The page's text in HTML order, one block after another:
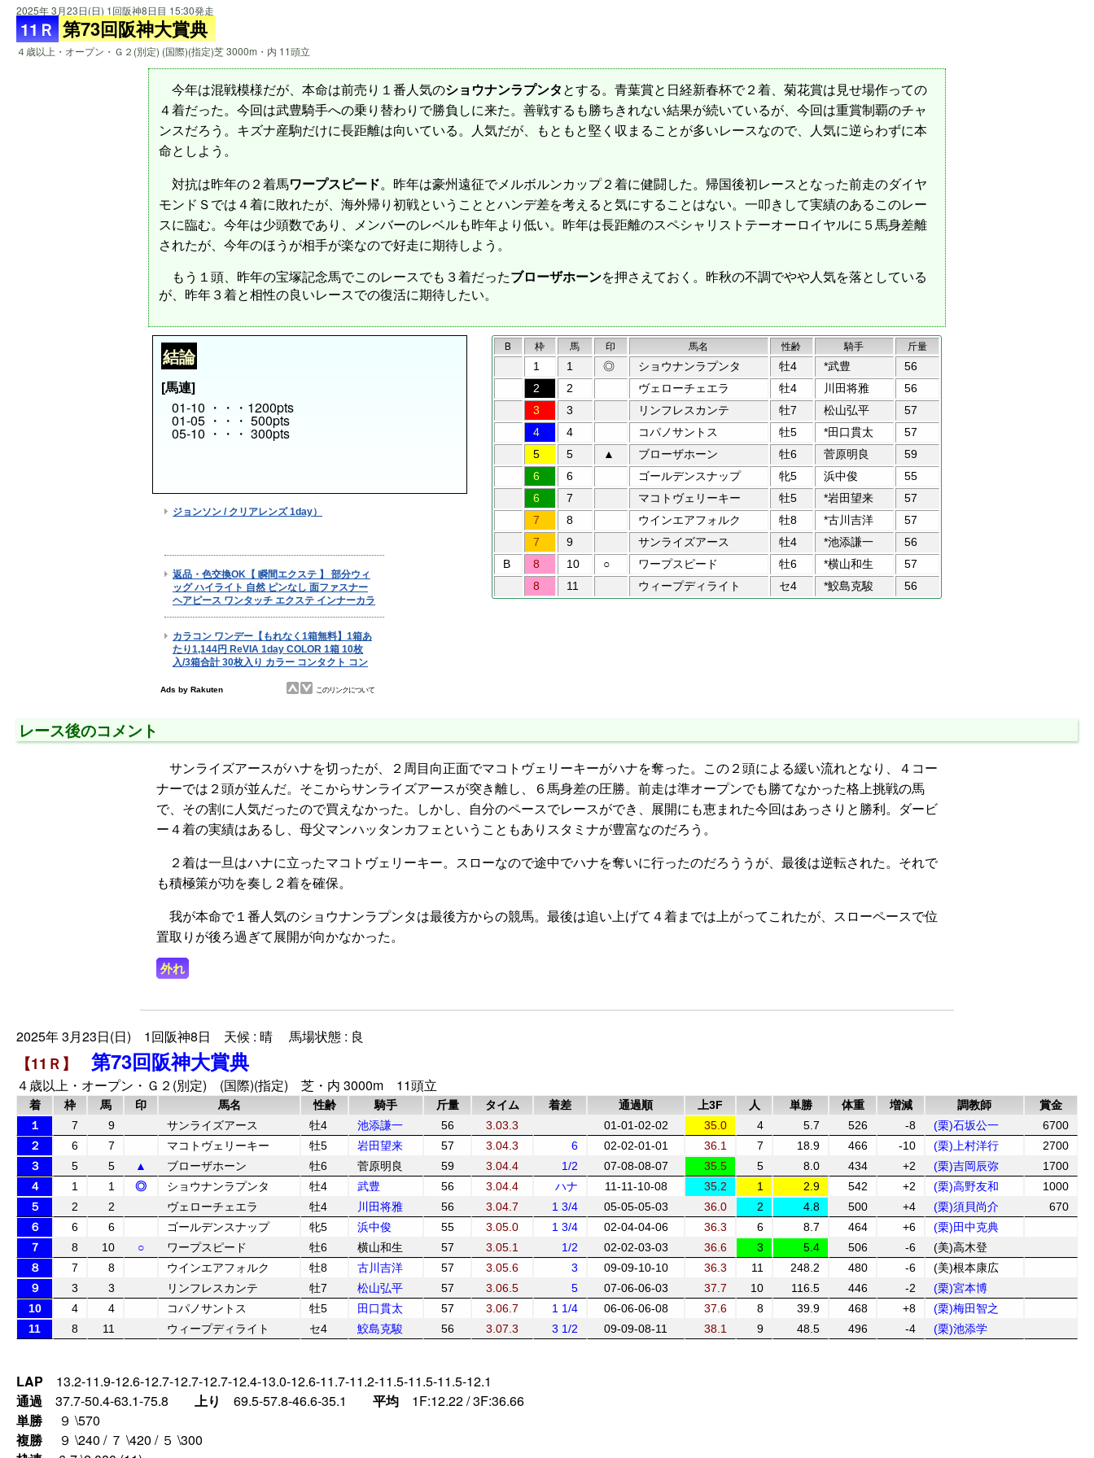
2025年 3月23日(日) 1回阪神8日目 15:30発走
11Ｒ 第73回阪神大賞典
４歳以上・オープン・Ｇ２(別定) (国際)(指定)芝 3000m・内 11頭立
今年は混戦模様だが、本命は前売り１番人気のショウナンラプンタとする。青葉賞と日経新春杯で２着、菊花賞は見せ場作っての
４着だった。今回は武豊騎手への乗り替わりで勝負しに来た。善戦するも勝ちきれない結果が続いているが、今回は重賞制覇のチャ
ンスだろう。キズナ産駒だけに長距離は向いている。人気だが、もともと堅く収まることが多いレースなので、人気に逆らわずに本
命としよう。
対抗は昨年の２着馬ワープスピード。昨年は豪州遠征でメルボルンカップ２着に健闘した。帰国後初レースとなった前走のダイヤ
モンドＳでは４着に敗れたが、海外帰り初戦ということとハンデ差を考えると気にすることはない。一叩きして実績のあるこのレー
スに臨む。今年は少頭数であり、メンバーのレベルも昨年より低い。昨年は長距離のスペシャリストテーオーロイヤルに５馬身差離
されたが、今年のほうが相手が楽なので好走に期待しよう。
もう１頭、昨年の宝塚記念馬でこのレースでも３着だったブローザホーンを押さえておく。昨秋の不調でやや人気を落としている
が、昨年３着と相性の良いレースでの復活に期待したい。
結論
[馬連]
01-10 ・・・1200pts
01-05 ・・・ 500pts
05-10 ・・・ 300pts
B 枠 馬 印 馬名 性齢 騎手
斤量
1
1 ◎ ショウナンラプンタ 牡4 *武豊
56
2
2 ヴェローチェエラ 牡4 川田将雅
56
3
3 リンフレスカンテ 牡7 松山弘平
57
4
4 コパノサントス 牡5 *田口貫太
57
5
5 ▲ ブローザホーン 牡6 菅原明良
59
6
6 ゴールデンスナップ 牝5 浜中俊
55
6
7 マコトヴェリーキー 牡5 *岩田望来
57
7
8 ウインエアフォルク 牡8 *古川吉洋
57
7
9 サンライズアース 牡4 *池添謙一
56
B
8 10 ○ ワープスピード 牡6 *横山和生
57
8
11 ウィープディライト セ4 *鮫島克駿 56
レース後のコメント
サンライズアースがハナを切ったが、２周目向正面でマコトヴェリーキーがハナを奪った。この２頭による緩い流れとなり、４コー
ナーでは２頭が並んだ。そこからサンライズアースが突き離し、６馬身差の圧勝。前走は準オープンでも勝てなかった格上挑戦の馬
で、その割に人気だったので買えなかった。しかし、自分のペースでレースができ、展開にも恵まれた今回はあっさりと勝利。ダービ
ー４着の実績はあるし、母父マンハッタンカフェということもありスタミナが豊富なのだろう。
２着は一旦はハナに立ったマコトヴェリーキー。スローなので途中でハナを奪いに行ったのだろううが、最後は逆転された。それで
も積極策が功を奏し２着を確保。
我が本命で１番人気のショウナンラプンタは最後方からの競馬。最後は追い上げて４着までは上がってこれたが、スローペースで位
置取りが後ろ過ぎて展開が向かなかった。
外れ
2025年 3月23日(日) 1回阪神8日 天候 : 晴 馬場状態 : 良
【11Ｒ】 第73回阪神大賞典
４歳以上・オープン・Ｇ２(別定) (国際)(指定) 芝・内 3000m 11頭立
着 枠 馬 印 馬名 性齢 騎手 斤量 タイム 着差 通過順 上3F 人 単勝 体重 増減 調教師
賞金
１
7 9 サンライズアース 牡4 池添謙一 56 3.03.3 01-01-02-02 35.0 4 5.7 526 -8 (栗)石坂公一
6700
２
6 7 マコトヴェリーキー 牡5 岩田望来 57 3.04.3 6 02-02-01-01 36.1 7 18.9 466 -10 (栗)上村洋行
2700
３
5 5 ▲ ブローザホーン 牡6 菅原明良 59 3.04.4 1/2 07-08-08-07 35.5 5 8.0 434 +2 (栗)吉岡辰弥
1700
４
1 1 ◎ ショウナンラプンタ 牡4 武豊 56 3.04.4 ハナ 11-11-10-08 35.2 1 2.9 542 +2 (栗)高野友和
1000
５
2 2 ヴェローチェエラ 牡4 川田将雅 56 3.04.7 1 3/4 05-05-05-03 36.0 2 4.8 500 +4 (栗)須貝尚介
670
６
6 6 ゴールデンスナップ 牝5 浜中俊 55 3.05.0 1 3/4 02-04-04-06 36.3 6 8.7 464 +6
(栗)田中克典
７
8 10 ○ ワープスピード 牡6 横山和生 57 3.05.1 1/2 02-02-03-03 36.6 3 5.4 506 -6
(美)高木登
８
7 8 ウインエアフォルク 牡8 古川吉洋 57 3.05.6 3 09-09-10-10 36.3 11 248.2 480 -6
(美)根本康広
９
3 3 リンフレスカンテ 牡7 松山弘平 57 3.06.5 5 07-06-06-03 37.7 10 116.5 446 -2
(栗)宮本博
10
4 4 コパノサントス 牡5 田口貫太 57 3.06.7 1 1/4 06-06-06-08 37.6 8 39.9 468 +8
(栗)梅田智之
11
8 11 ウィープディライト セ4 鮫島克駿 56 3.07.3 3 1/2 09-09-08-11 38.1 9 48.5 496 -4 (栗)池添学
LAP 13.2-11.9-12.6-12.7-12.7-12.7-12.4-13.0-12.6-11.7-11.2-11.5-11.5-11.5-12.1
通過 37.7-50.4-63.1-75.8 上り 69.5-57.8-46.6-35.1 平均 1F:12.22 / 3F:36.66
単勝
９ \570
複勝
９ \240 / ７ \420 / ５ \300